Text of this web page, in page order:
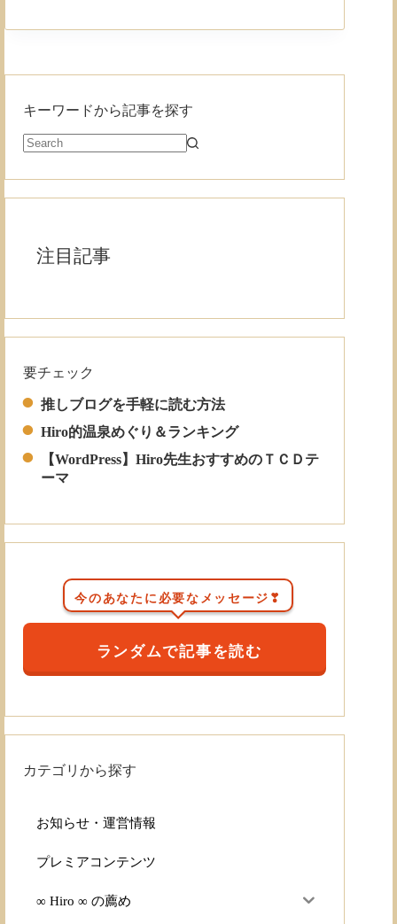
キーワードから記事を探す
注目記事
要チェック
推しブログを手軽に読む方法
Hiro的温泉めぐり＆ランキング
【WordPress】Hiro先生おすすめのＴＣＤテ
ーマ
今のあなたに必要なメッセージ❣
ランダムで記事を読む
カテゴリから探す
お知らせ・運営情報
プレミアコンテンツ
∞ Hiro ∞ の薦め